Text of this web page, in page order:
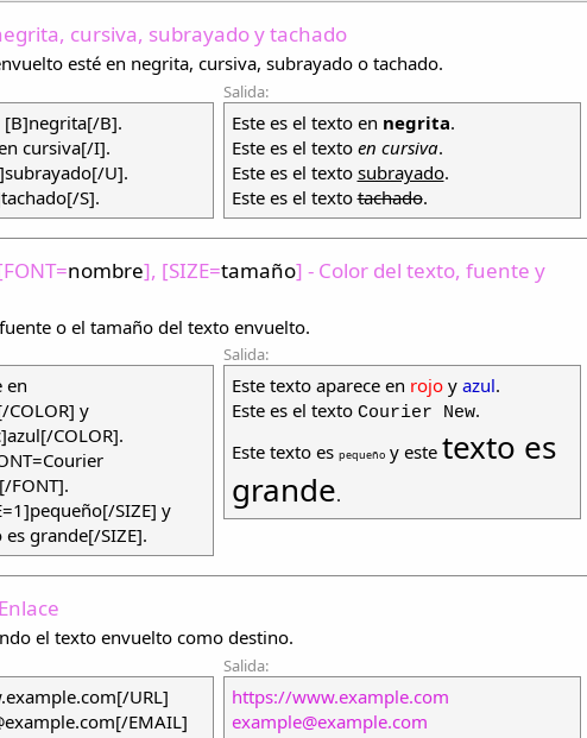
cursiva, subrayado y tachado
esté en negrita, cursiva, subrayado o tachado.
[B]negrita[/B].
cursiva[/I].
U].
S].
Salida:
Este es el texto en negrita.
Este es el texto en cursiva.
Este es el texto subrayado.
Este es el textotachado.
nombre], [SIZE=tamaño] - Color del texto, fuente y
o el tamaño del texto envuelto.
en
COLOR] y
COLOR].
FONT].
SIZE] y
grande[/SIZE].
Salida:
Este texto aparece en rojoy azul.
Este es el texto Courier New.
Este texto es pequeñoy este texto es
grande.
el texto envuelto como destino.
URL]
EMAIL]
Salida:
https://www.example.com
example@example.com